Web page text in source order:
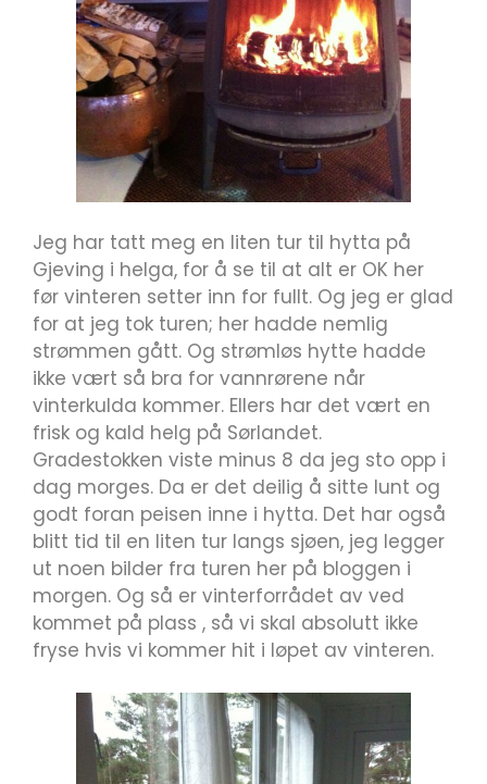
Jeg har tatt meg en liten tur til hytta på
Gjeving i helga, for å se til at alt er OK her
før vinteren setter inn for fullt. Og jeg er glad
for at jeg tok turen; her hadde nemlig
strømmen gått. Og strømløs hytte hadde
ikke vært så bra for vannrørene når
vinterkulda kommer. Ellers har det vært en
frisk og kald helg på Sørlandet.
Gradestokken viste minus 8 da jeg sto opp i
dag morges. Da er det deilig å sitte lunt og
godt foran peisen inne i hytta. Det har også
blitt tid til en liten tur langs sjøen, jeg legger
ut noen bilder fra turen her på bloggen i
morgen. Og så er vinterforrådet av ved
kommet på plass , så vi skal absolutt ikke
fryse hvis vi kommer hit i løpet av vinteren.